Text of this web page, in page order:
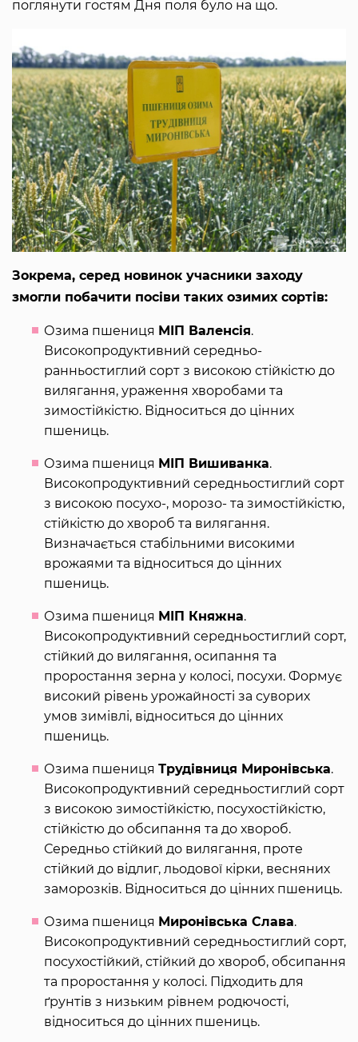
поглянути гостям Дня поля було на що.
Зокрема, серед новинок учасники заходу
змогли побачити посіви таких озимих сортів:
Озима пшениця МІП Валенсія.
Високопродуктивний середньо-
ранньостиглий сорт з високою стійкістю до
вилягання, ураження хворобами та
зимостійкістю. Відноситься до цінних
пшениць.
Озима пшениця МІП Вишиванка.
Високопродуктивний середньостиглий сорт
з високою посухо-, морозо- та зимостійкістю,
стійкістю до хвороб та вилягання.
Визначається стабільними високими
врожаями та відноситься до цінних
пшениць.
Озима пшениця МІП Княжна.
Високопродуктивний середньостиглий сорт,
стійкий до вилягання, осипання та
проростання зерна у колосі, посухи. Формує
високий рівень урожайності за суворих
умов зимівлі, відноситься до цінних
пшениць.
Озима пшениця Трудівниця Миронівська.
Високопродуктивний середньостиглий сорт
з високою зимостійкістю, посухостійкістю,
стійкістю до обсипання та до хвороб.
Середньо стійкий до вилягання, проте
стійкий до відлиг, льодової кірки, весняних
заморозків. Відноситься до цінних пшениць.
Озима пшениця Миронівська Слава.
Високопродуктивний середньостиглий сорт,
посухостійкий, стійкий до хвороб, обсипання
та проростання у колосі. Підходить для
ґрунтів з низьким рівнем родючості,
відноситься до цінних пшениць.